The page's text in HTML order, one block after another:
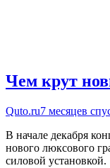
Чем крут
Quto.ru7 месяцев
В начале декабря
нового люксового
силовой установкой.